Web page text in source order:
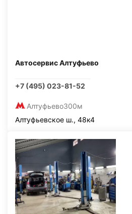
Автосервис Алтуфьево
+7 (495) 023-81-52
Алтуфьево300м
Алтуфьевское ш., 48к4